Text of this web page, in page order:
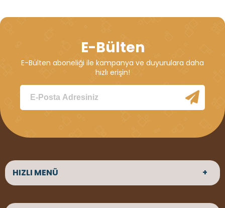
E-Bülten
E-Bülten aboneliği ile kampanya ve duyurulara daha
hızlı erişin!
HIZLI MENÜ
ANASAYFA
HAKKIMIZDA